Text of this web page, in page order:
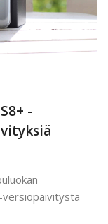
-
versiopäivitystä